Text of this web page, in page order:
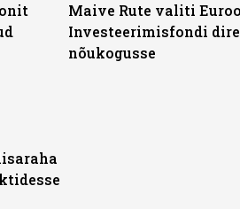
Maive Rute valiti
Investeerimisfondi
nõukogusse